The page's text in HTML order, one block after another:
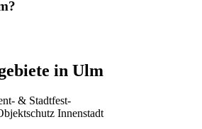
in Ulm
& Stadtfest-
Innenstadt